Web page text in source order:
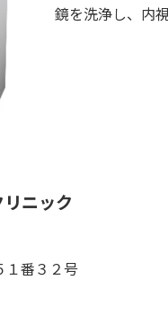
鏡を洗浄し、内
リニック
１番３２号